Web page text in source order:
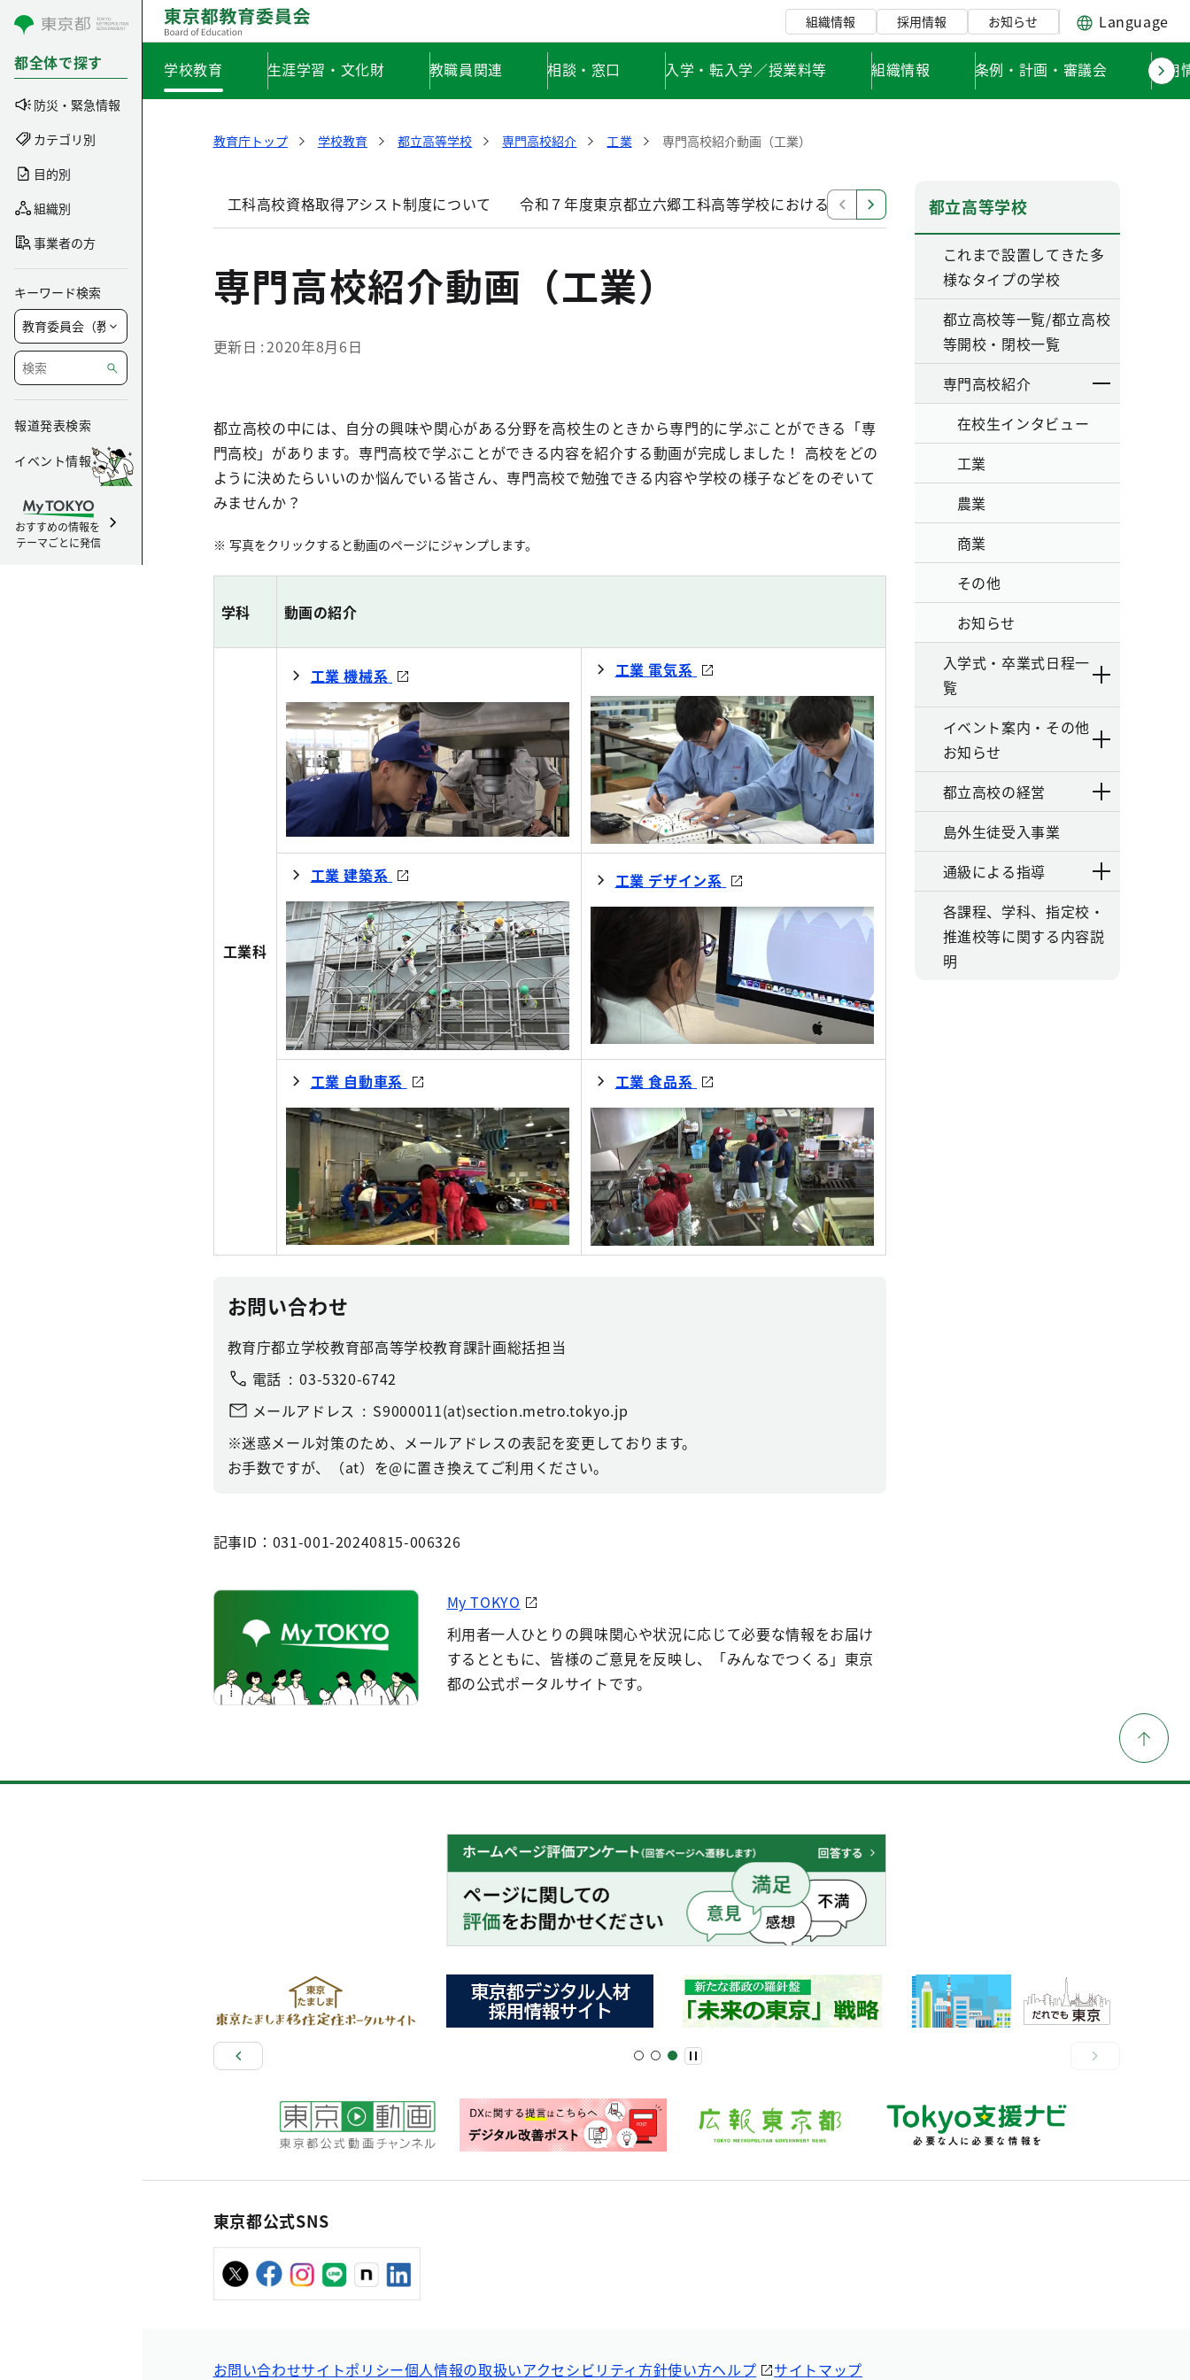
コンテンツにスキップ
都全体で探す
防災・緊急情報
カテゴリ別
目的別
組織別
事業者の方
キーワード検索
報道発表検索
イベント情報
おすすめの情報を
テーマごとに発信
組織情報 採用情報 お知らせ Language
学校教育 生涯学習・文化財 教職員関連 相談・窓口 入学・転入学／授業料等 組織情報 条例・計画・審議会 採用
教育庁トップ 学校教育 都立高等学校 専門高校紹介 工業 専門高校紹介動画（工業）
工科高校資格取得アシスト制度について 令和７年度東京都立六郷工科高等学校における学科改編について 工業に関する学科（機械系、
専門高校紹介動画（工業）
更新日 2020年8月6日
都立高校の中には、自分の興味や関心がある分野を高校生のときから専門的に学ぶことができる「専
門高校」があります。専門高校で学ぶことができる内容を紹介する動画が完成しました！ 高校をどの
ように決めたらいいのか悩んでいる皆さん、専門高校で勉強できる内容や学校の様子などをのぞいて
みませんか？
写真をクリックすると動画のページにジャンプします。
学科 動画の紹介
工業科
工業 機械系 工業 電気系
工業 建築系 工業 デザイン系
工業 自動車系 工業 食品系
お問い合わせ
教育庁都立学校教育部高等学校教育課計画総括担当
電話
03-5320-6742
メールアドレス
S9000011(at)section.metro.tokyo.jp
※迷惑メール対策のため、メールアドレスの表記を変更しております。
お手数ですが、（at）を@に置き換えてご利用ください。
記事ID：031-001-20240815-006326
My TOKYO
利用者一人ひとりの興味関心や状況に応じて必要な情報をお届け
するとともに、皆様のご意見を反映し、「みんなでつくる」東京
都の公式ポータルサイトです。
都立高等学校
これまで設置してきた多
様なタイプの学校
都立高校等一覧/都立高校
等開校・閉校一覧
専門高校紹介
在校生インタビュー
工業
農業
商業
その他
お知らせ
入学式・卒業式日程一
覧
イベント案内・その他
お知らせ
都立高校の経営
島外生徒受入事業
通級による指導
各課程、学科、指定校・
推進校等に関する内容説
明
東京都公式SNS
お問い合わせサイトポリシー個人情報の取扱いアクセシビリティ方針使い方ヘルプ サイトマップ